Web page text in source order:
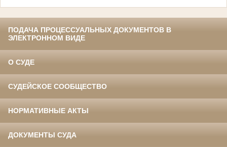
ПОДАЧА ПРОЦЕССУАЛЬНЫХ ДОКУМЕНТОВ В
ЭЛЕКТРОННОМ ВИДЕ
О СУДЕ
СУДЕЙСКОЕ СООБЩЕСТВО
НОРМАТИВНЫЕ АКТЫ
ДОКУМЕНТЫ СУДА